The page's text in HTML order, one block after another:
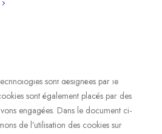
sont désignées par le
sont également placés par des
engagées. Dans le document ci-
de l’utilisation des cookies sur